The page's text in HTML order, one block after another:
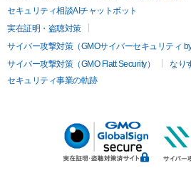
セキュリティ相談AIチャットボット
実在証明・盗聴対策
サイバー攻撃対策（GMOサイバーセキュリティ
サイバー攻撃対策（GMO Flatt Security）
なり
セキュリティ事業の軌跡